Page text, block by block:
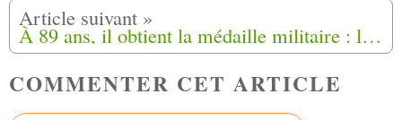
À 89 ans, il obtient la médaille militaire : la fin d’un « parcours du combattant » pour le Gérômois Mohamed Mehraz
COMMENTER CET ARTICLE